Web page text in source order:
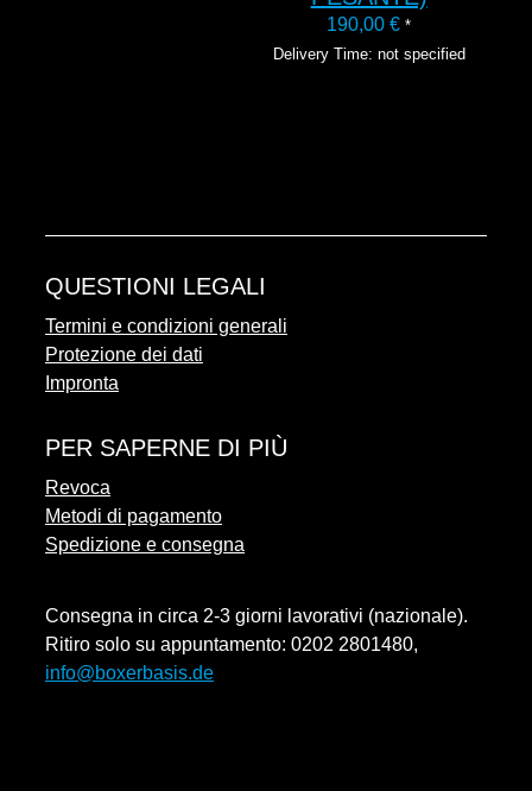
190,00€ *
Delivery Time: not specified
QUESTIONI LEGALI
Termini e condizioni generali
Protezione dei dati
Impronta
PER SAPERNE DI PIÙ
Revoca
Metodi di pagamento
Spedizione e consegna
Consegna in circa 2-3 giorni lavorativi (nazionale).
Ritiro solo su appuntamento: 0202 2801480,
info@boxerbasis.de